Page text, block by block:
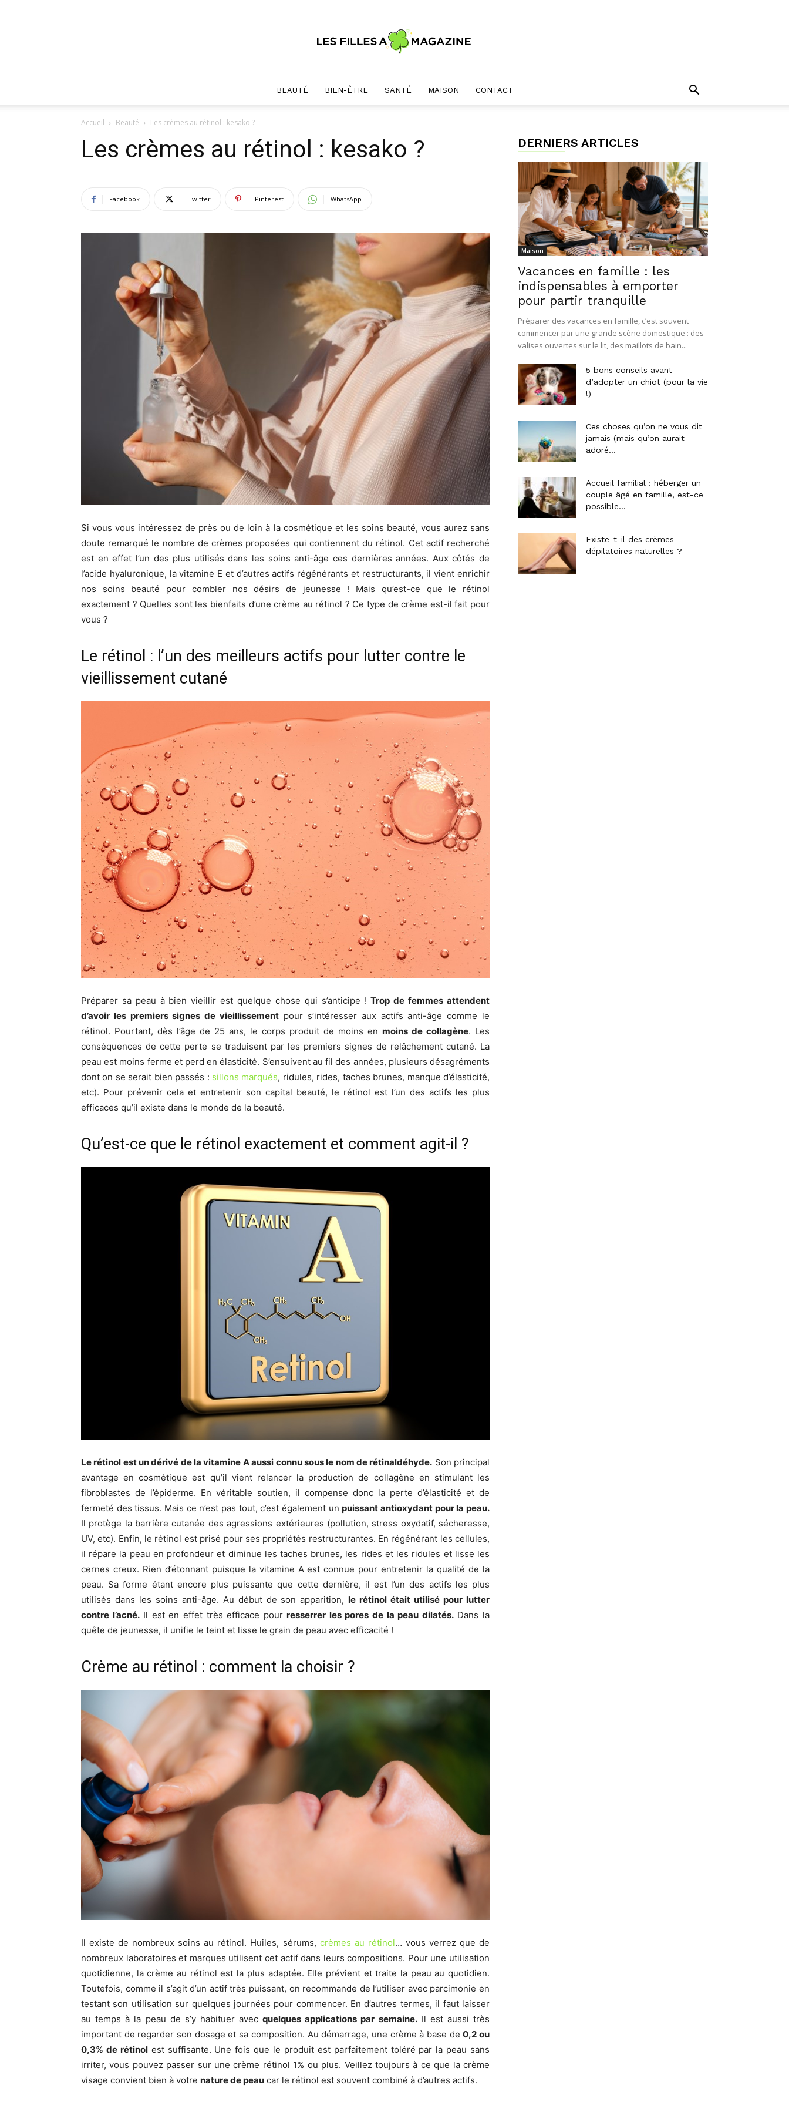
BEAUTÉ BIEN-ÊTRE SANTÉ MAISON CONTACT
Accueil Beauté Les crèmes au rétinol : kesako ?
Les crèmes au rétinol : kesako ?
Facebook Twitter Pinterest WhatsApp
Si vous vous intéressez de près ou de loin à la cosmétique et les soins beauté, vous aurez sans
doute remarqué le nombre de crèmes proposées qui contiennent du rétinol. Cet actif recherché
est en effet l’un des plus utilisés dans les soins anti-âge ces dernières années. Aux côtés de
l’acide hyaluronique, la vitamine E et d’autres actifs régénérants et restructurants, il vient enrichir
nos soins beauté pour combler nos désirs de jeunesse ! Mais qu’est-ce que le rétinol
exactement ? Quelles sont les bienfaits d’une crème au rétinol ? Ce type de crème est-il fait pour
vous ?
Le rétinol : l’un des meilleurs actifs pour lutter contre le
vieillissement cutané
Préparer sa peau à bien vieillir est quelque chose qui s’anticipe !Trop de femmes attendent
d’avoir les premiers signes de vieillissement pour s’intéresser aux actifs anti-âge comme le
rétinol. Pourtant, dès l’âge de 25 ans, le corps produit de moins en moins de collagène. Les
conséquences de cette perte se traduisent par les premiers signes de relâchement cutané. La
peau est moins ferme et perd en élasticité. S’ensuivent au fil des années, plusieurs désagréments
dont on se serait bien passés : sillons marqués, ridules, rides, taches brunes, manque d’élasticité,
etc). Pour prévenir cela et entretenir son capital beauté, le rétinol est l’un des actifs les plus
efficaces qu’il existe dans le monde de la beauté.
Qu’est-ce que le rétinol exactement et comment agit-il ?
Le rétinol est un dérivé de la vitamine A aussi connu sous le nom de rétinaldéhyde. Son principal
avantage en cosmétique est qu’il vient relancer la production de collagène en stimulant les
fibroblastes de l’épiderme. En véritable soutien, il compense donc la perte d’élasticité et de
fermeté des tissus. Mais ce n’est pas tout, c’est également unpuissant antioxydant pour la peau.
Il protège la barrière cutanée des agressions extérieures (pollution, stress oxydatif, sécheresse,
UV, etc). Enfin, le rétinol est prisé pour ses propriétés restructurantes. En régénérant les cellules,
il répare la peau en profondeur et diminue les taches brunes, les rides et les ridules et lisse les
cernes creux. Rien d’étonnant puisque la vitamine A est connue pour entretenir la qualité de la
peau. Sa forme étant encore plus puissante que cette dernière, il est l’un des actifs les plus
utilisés dans les soins anti-âge. Au début de son apparition,le rétinol était utilisé pour lutter
contre l’acné.Il est en effet très efficace pourresserrer les pores de la peau dilatés.Dans la
quête de jeunesse, il unifie le teint et lisse le grain de peau avec efficacité !
Crème au rétinol : comment la choisir ?
Il existe de nombreux soins au rétinol. Huiles, sérums, crèmes au rétinol… vous verrez que de
nombreux laboratoires et marques utilisent cet actif dans leurs compositions. Pour une utilisation
quotidienne, la crème au rétinol est la plus adaptée. Elle prévient et traite la peau au quotidien.
Toutefois, comme il s’agit d’un actif très puissant, on recommande de l’utiliser avec parcimonie en
testant son utilisation sur quelques journées pour commencer. En d’autres termes, il faut laisser
au temps à la peau de s’y habituer avecquelques applications par semaine.Il est aussi très
important de regarder son dosage et sa composition. Au démarrage, une crème à base de0,2 ou
0,3% de rétinolest suffisante. Une fois que le produit est parfaitement toléré par la peau sans
irriter, vous pouvez passer sur une crème rétinol 1% ou plus. Veillez toujours à ce que la crème
visage convient bien à votre nature de peau car le rétinol est souvent combiné à d’autres actifs.
DERNIERS ARTICLES
Maison
Vacances en famille : les
indispensables à emporter
pour partir tranquille
Préparer des vacances en famille, c’est souvent
commencer par une grande scène domestique : des
valises ouvertes sur le lit, des maillots de bain...
5 bons conseils avant
d’adopter un chiot (pour la vie
!)
Ces choses qu’on ne vous dit
jamais (mais qu’on aurait
adoré...
Accueil familial : héberger un
couple âgé en famille, est-ce
possible...
Existe-t-il des crèmes
dépilatoires naturelles ?